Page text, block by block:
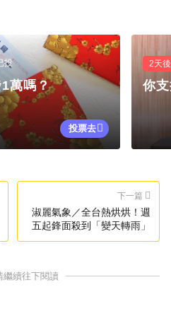
投
萬嗎？
投票去
2天
你
下一篇
淑麗氣象／全台熱烘烘！週
五起鋒面殺到「變天轉雨」
繼續往下閱讀